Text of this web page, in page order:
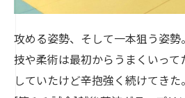
攻める姿勢、そして一本狙う姿
技や柔術は最初からうまくいっ
していたけど辛抱強く続けてきた